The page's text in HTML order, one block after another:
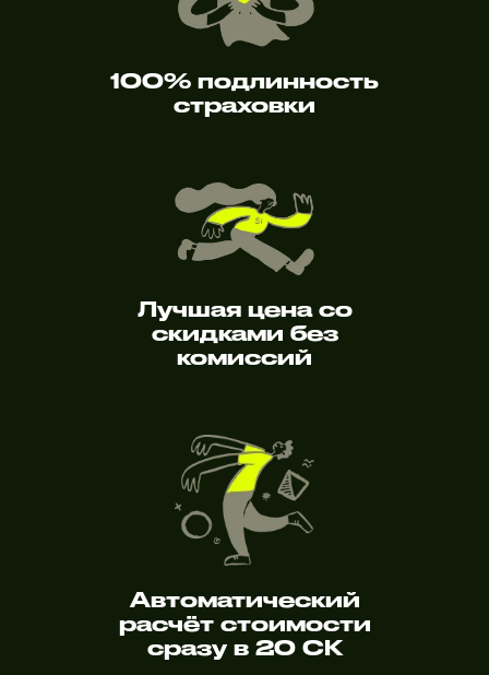
100% подлинность
страховки
Лучшая цена со
скидками без
комиссий
Автоматический
расчёт стоимости
сразу в 20 СК